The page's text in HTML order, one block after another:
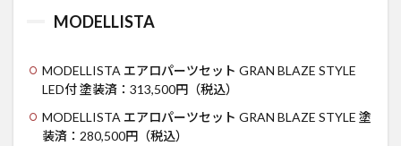
MODELLISTA
MODELLISTA エアロパーツセット GRAN BLAZE STYLE
LED付 塗装済：313,500円（税込）
MODELLISTA エアロパーツセット GRAN BLAZE STYLE 塗
装済：280,500円（税込）